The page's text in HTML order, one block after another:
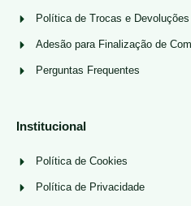
Política de Trocas e Devoluções
Adesão para Finalização de
Perguntas Frequentes
Institucional
Política de Cookies
Política de Privacidade